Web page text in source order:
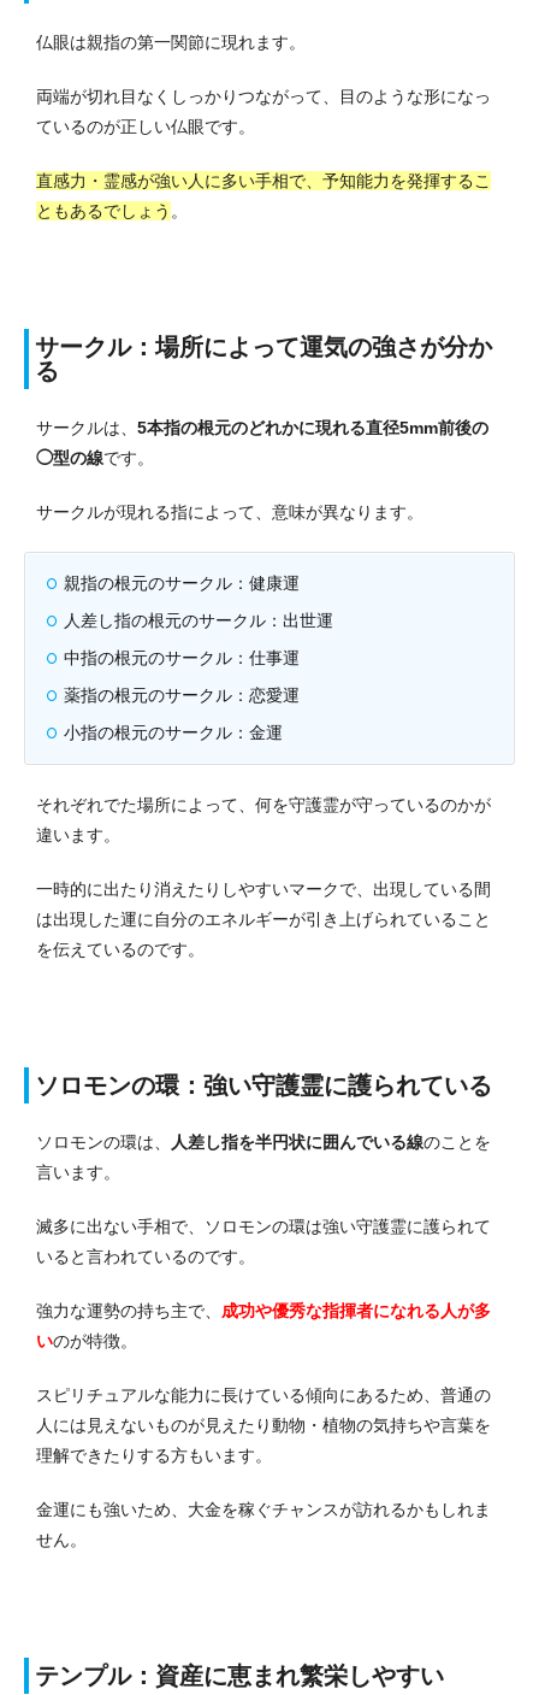
仏眼は親指の第一関節に現れます。
両端が切れ目なくしっかりつながって、目のような形になっ
ているのが正しい仏眼です。
直感力・霊感が強い人に多い手相で、予知能力を発揮するこ
ともあるでしょう 。
サークル：場所によって運気の強さが分か
る
サークルは、 5本指の根元のどれかに現れる直径5mm前後の
◯型の線です。
サークルが現れる指によって、意味が異なります。
親指の根元のサークル：健康運
人差し指の根元のサークル：出世運
中指の根元のサークル：仕事運
薬指の根元のサークル：恋愛運
小指の根元のサークル：金運
それぞれでた場所によって、何を守護霊が守っているのかが
違います。
一時的に出たり消えたりしやすいマークで、出現している間
は出現した運に自分のエネルギーが引き上げられていること
を伝えているのです。
ソロモンの環：強い守護霊に護られている
ソロモンの環は、 人差し指を半円状に囲んでいる線のことを
言います。
滅多に出ない手相で、ソロモンの環は強い守護霊に護られて
いると言われているのです。
強力な運勢の持ち主で、 成功や優秀な指揮者になれる人が多
いのが特徴。
スピリチュアルな能力に長けている傾向にあるため、普通の
人には見えないものが見えたり動物・植物の気持ちや言葉を
理解できたりする方もいます。
金運にも強いため、大金を稼ぐチャンスが訪れるかもしれま
せん。
テンプル：資産に恵まれ繁栄しやすい